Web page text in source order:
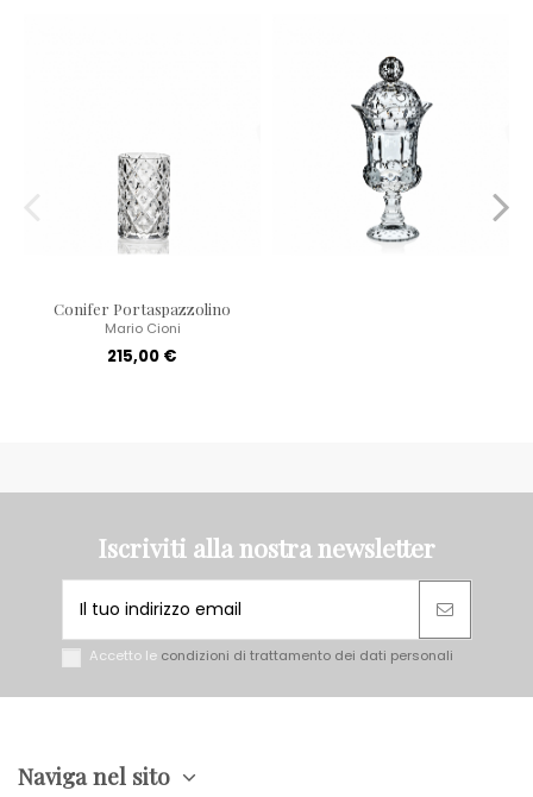
Conifer Portaspazzolino
Mario Cioni
215,00 €
Iscriviti alla nostra newsletter
Accetto le condizioni di trattamento dei dati personali
Naviga nel sito